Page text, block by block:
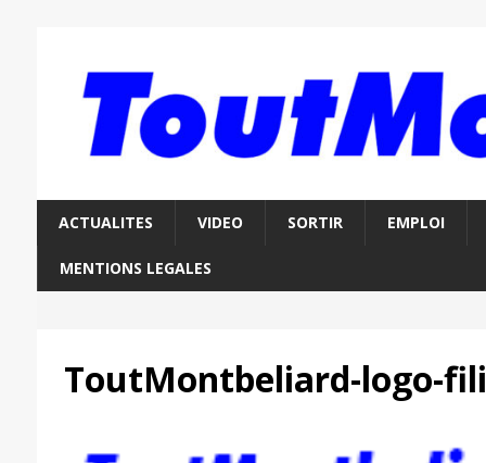
ACTUALITES VIDEO SORTIR EMPLOI
MENTIONS LEGALES
ToutMontbeliard-logo-